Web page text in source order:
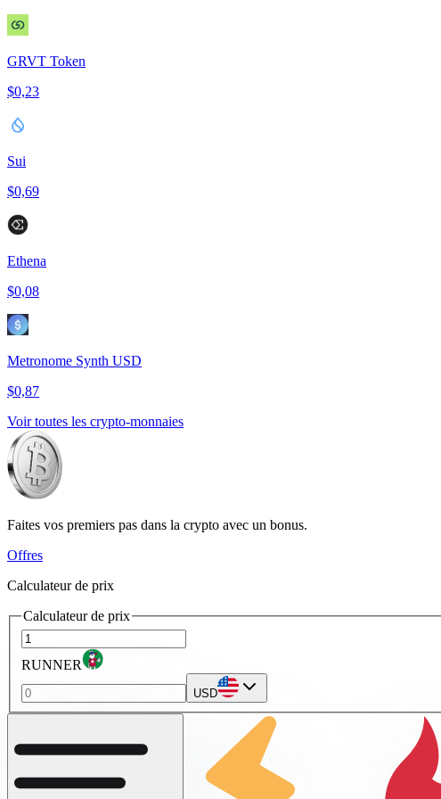
GRVT Token
$0,23
Sui
$0,69
Ethena
$0,08
Metronome Synth USD
$0,87
Voir toutes les crypto-monnaies
Faites vos premiers pas dans la crypto avec un bonus.
Offres
Calculateur de prix
Calculateur de prix
RUNNER
USD